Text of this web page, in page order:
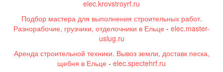
elec.krovstroyrf.ru
Подбор мастера для выполнения строительных работ.
Разнорабочие, грузчики, отделочники в Ельце - elec.master-
uslug.ru
Аренда строительной техники. Вывоз земли, доставк песка,
щебня в Ельце - elec.spectehrf.ru